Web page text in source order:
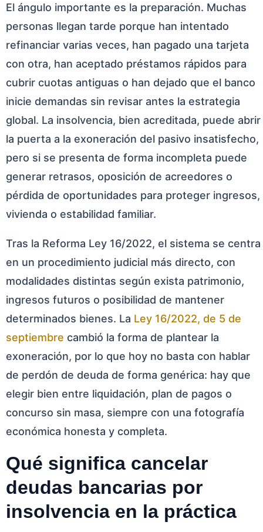
El ángulo importante es la preparación. Muchas
personas llegan tarde porque han intentado
refinanciar varias veces, han pagado una tarjeta
con otra, han aceptado préstamos rápidos para
cubrir cuotas antiguas o han dejado que el banco
inicie demandas sin revisar antes la estrategia
global. La insolvencia, bien acreditada, puede abrir
la puerta a la exoneración del pasivo insatisfecho,
pero si se presenta de forma incompleta puede
generar retrasos, oposición de acreedores o
pérdida de oportunidades para proteger ingresos,
vivienda o estabilidad familiar.
Tras la Reforma Ley 16/2022, el sistema se centra
en un procedimiento judicial más directo, con
modalidades distintas según exista patrimonio,
ingresos futuros o posibilidad de mantener
determinados bienes. La Ley 16/2022, de 5 de
septiembre cambió la forma de plantear la
exoneración, por lo que hoy no basta con hablar
de perdón de deuda de forma genérica: hay que
elegir bien entre liquidación, plan de pagos o
concurso sin masa, siempre con una fotografía
económica honesta y completa.
Qué significa cancelar
deudas bancarias por
insolvencia en la práctica